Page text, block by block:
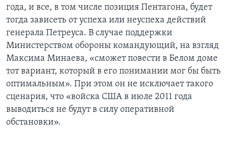
года, и все, в том числе позиция Пентагона, будет
тогда зависеть от успеха или неуспеха действий
генерала Петреуса. В случае поддержки
Министерством обороны командующий, на взгляд
Максима Минаева, «сможет повести в Белом доме
тот вариант, который в его понимании мог бы быть
оптимальным». При этом он не исключает такого
сценария, что «войска США в июле 2011 года
выводиться не будут в силу оперативной
обстановки».